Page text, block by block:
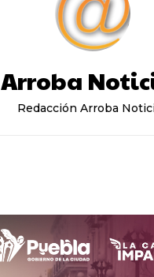
Arroba
Redacción Arroba